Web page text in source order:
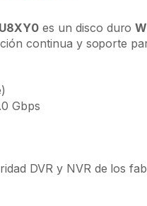
es un disco duro
continua y soporte
Gbps
DVR y NVR de los